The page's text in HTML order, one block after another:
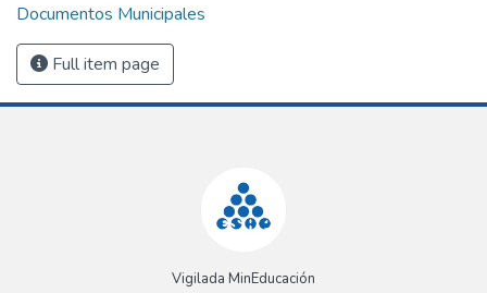
Documentos Municipales
Full item page
Vigilada MinEducación